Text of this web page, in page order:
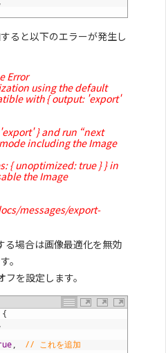
ると以下のエラーが発生し
Error
using the default
with{ output: 'export'
}and run “next
including the Image
{ unoptimized: true } }in
the Image
messages/export-
場合は画像最適化を無効
。
を設定します。
{
,
// これを追加